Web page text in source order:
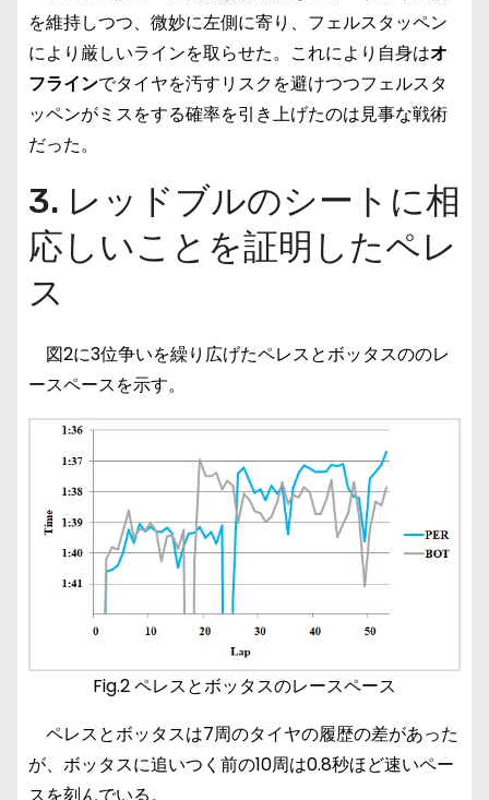
を維持しつつ、微妙に左側に寄り、フェルスタッペン
により厳しいラインを取らせた。これにより自身はオ
フラインでタイヤを汚すリスクを避けつつフェルスタ
ッペンがミスをする確率を引き上げたのは見事な戦術
だった。
3. レッドブルのシートに相
応しいことを証明したペレ
ス
図2に3位争いを繰り広げたペレスとボッタスののレ
ースペースを示す。
Fig.2 ペレスとボッタスのレースペース
ペレスとボッタスは7周のタイヤの履歴の差があった
が、ボッタスに追いつく前の10周は0.8秒ほど速いペー